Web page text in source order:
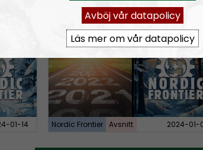
e
y
s
t
o
i
n
c
01-14
NORDIC FRONTIER #280:Remembering 2023 and looking forward
Nordic Frontier Avsnitt 2024-01-
Avböj vår datapolicy
Läs mer om vår datapolicy